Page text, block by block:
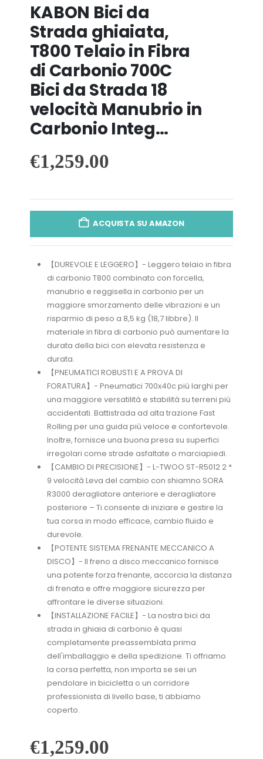
KABON Bici da
Strada ghiaiata,
T800 Telaio in Fibra
di Carbonio 700C
Bici da Strada 18
velocità Manubrio in
Carbonio Integ…
€1,259.00
ACQUISTA SU AMAZON
【DUREVOLE E LEGGERO】- Leggero telaio in fibra
di carbonio T800 combinato con forcella,
manubrio e reggisella in carbonio per un
maggiore smorzamento delle vibrazioni e un
risparmio di peso a 8,5 kg (18,7 libbre). Il
materiale in fibra di carbonio può aumentare la
durata della bici con elevata resistenza e
durata.
【PNEUMATICI ROBUSTI E A PROVA DI
FORATURA】- Pneumatici 700x40c più larghi per
una maggiore versatilità e stabilità su terreni più
accidentati. Battistrada ad alta trazione Fast
Rolling per una guida più veloce e confortevole.
Inoltre, fornisce una buona presa su superfici
irregolari come strade asfaltate o marciapiedi.
【CAMBIO DI PRECISIONE】- L-TWOO ST-R5012 2 *
9 velocità Leva del cambio con shiamno SORA
R3000 deragliatore anteriore e deragliatore
posteriore – Ti consente di iniziare e gestire la
tua corsa in modo efficace, cambio fluido e
durevole.
【POTENTE SISTEMA FRENANTE MECCANICO A
DISCO】- Il freno a disco meccanico fornisce
una potente forza frenante, accorcia la distanza
di frenata e offre maggiore sicurezza per
affrontare le diverse situazioni.
【INSTALLAZIONE FACILE】- La nostra bici da
strada in ghiaia di carbonio è quasi
completamente preassemblata prima
dell'imballaggio e della spedizione. Ti offriamo
la corsa perfetta, non importa se sei un
pendolare in bicicletta o un corridore
professionista di livello base, ti abbiamo
coperto.
€1,259.00